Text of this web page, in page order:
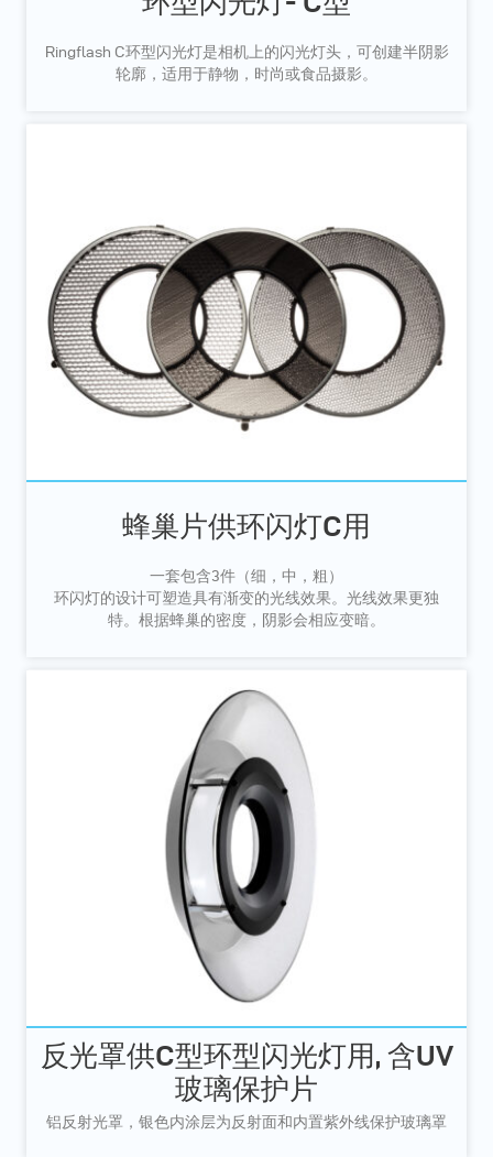
Ringflash C环型闪光灯是相机上的闪光灯头，可创建半阴影
轮廓，适用于静物，时尚或食品摄影。
蜂巢片供环闪灯C用
一套包含3件（细，中，粗）
环闪灯的设计可塑造具有渐变的光线效果。光线效果更独
特。根据蜂巢的密度，阴影会相应变暗。
反光罩供C型环型闪光灯用, 含UV
玻璃保护片
铝反射光罩，银色内涂层为反射面和内置紫外线保护玻璃罩